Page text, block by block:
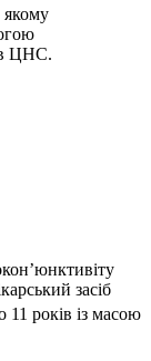
якому
в ЦНС.
засіб
11 років із масою